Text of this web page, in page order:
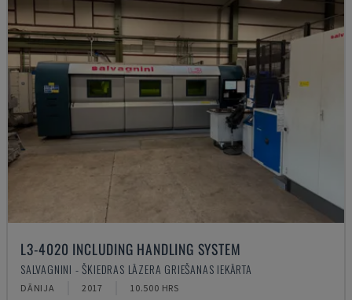
L3-4020 INCLUDING HANDLING SYSTEM
SALVAGNINI - ŠĶIEDRAS LĀZERA GRIEŠANAS IEKĀRTA
DĀNIJA 2017 10.500 HRS